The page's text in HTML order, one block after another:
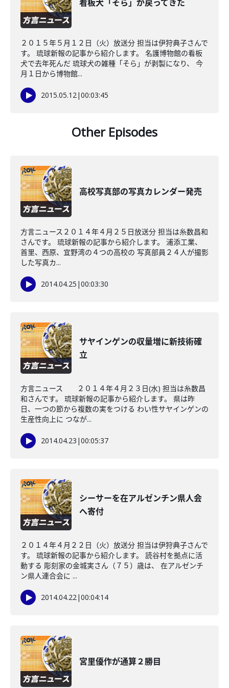
看板犬「そら」が戻ってきた
２０１５年５月１２日（火）放送分 担当は伊狩典子さんで
す。 琉球新報の記事から紹介します。 名護博物館の看板
犬で去年死んだ 琉球犬の雑種「そら」が剥製になり、 今
月１日から博物館...
2015.05.12|00:03:45
Other Episodes
高校写真部の写真カレンダー発売
方言ニュース２０１４年４月２５日放送分 担当は糸数昌和
さんです。 琉球新報の記事から紹介します。 浦添工業、
首里、西原、宜野湾の４つの高校の 写真部員２４人が撮影
した写真カ...
2014.04.25 |00:03:30
サヤインゲンの収量増に新技術確
立
方言ニュース ２０１４年４月２３日(水) 担当は糸数昌
和さんです。 琉球新報の記事から紹介します。 県は昨
日、一つの節から複数の実をつける わい性サヤインゲンの
生産性向上に つなが...
2014.04.23 |00:05:37
シーサーを在アルゼンチン県人会
へ寄付
２０１４年４月２２日（火）放送分 担当は伊狩典子さんで
す。 琉球新報の記事から紹介します。 読谷村を拠点に活
動する 彫刻家の金城実さん（７５）歳は、 在アルゼンチ
ン県人連合会に ...
2014.04.22|00:04:14
宮里優作が通算２勝目